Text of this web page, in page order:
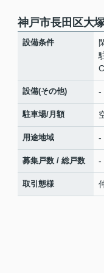
神戸市長田区大
設備条件
設備(その他) -
駐車場/月額
用途地域 -
募集戸数 / 総戸数 -
取引態様